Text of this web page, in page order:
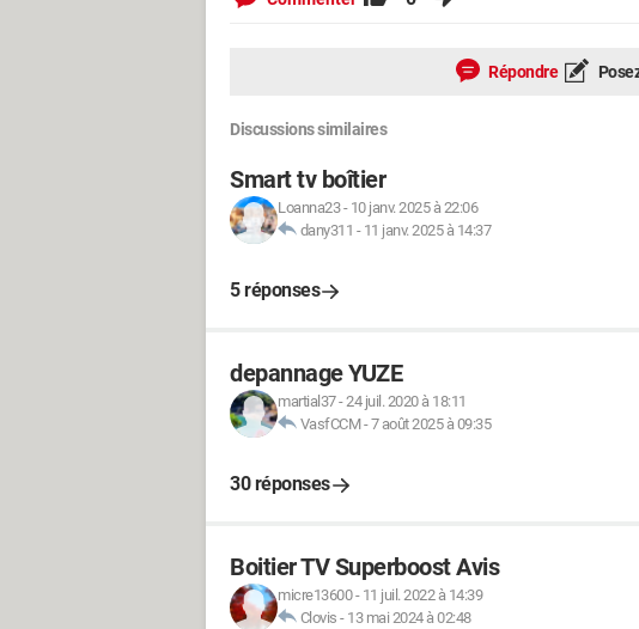
Répondre
Discussions similaires
Smart tv boîtier
Loanna23- 10 janv. 2025 à 22:06
dany311 - 11 janv. 2025 à 14:37
5 réponses
depannage YUZE
martial37-24 juil. 2020 à 18:11
VasfCCM-7 août 2025 à 09:35
30 réponses
Boitier TV Superboost Avis
micre13600- 11 juil. 2022 à 14:39
Clovis - 13 mai 2024 à 02:48